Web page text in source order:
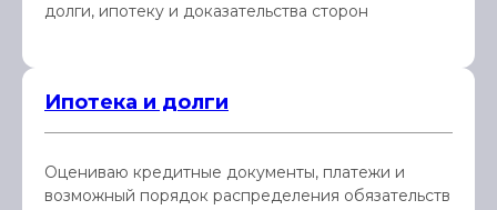
долги, ипотеку и доказательства сторон
Ипотека и долги
Оцениваю кредитные документы, платежи и
возможный порядок распределения обязательств